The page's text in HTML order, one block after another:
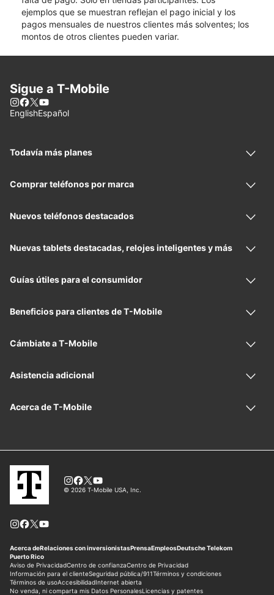
ejemplos que se muestran reflejan el pago inicial y los
pagos mensuales de nuestros clientes más solventes; los
montos de otros clientes pueden variar.